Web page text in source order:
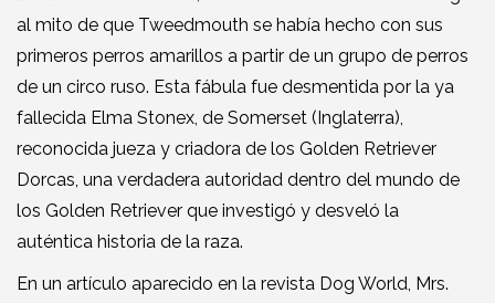
al mito de que Tweedmouth se había hecho con sus
primeros perros amarillos a partir de un grupo de perros
de un circo ruso. Esta fábula fue desmentida por la ya
fallecida Elma Stonex, de Somerset (Inglaterra),
reconocida jueza y criadora de los Golden Retriever
Dorcas, una verdadera autoridad dentro del mundo de
los Golden Retriever que investigó y desveló la
auténtica historia de la raza.
En un artículo aparecido en la revista Dog World, Mrs.